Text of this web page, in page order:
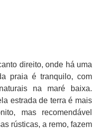
direito, onde há uma
praia é tranquilo, com
na maré baixa.
estrada de terra é mais
mas recomendável
rústicas, a remo, fazem